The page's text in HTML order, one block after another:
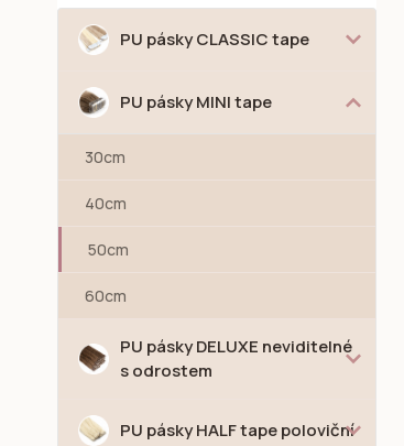
PU pásky CLASSIC tape
PU pásky MINI tape
30cm
40cm
50cm
60cm
PU pásky DELUXE neviditelné
s odrostem
PU pásky HALF tape poloviční